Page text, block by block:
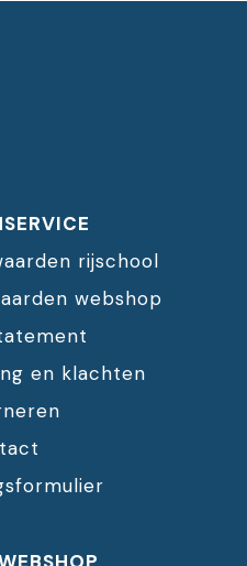
rijschool
webshop
en klachten